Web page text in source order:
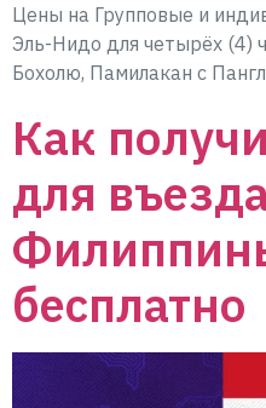
Цены на Групповые и
Эль-Нидо для четырёх (4)
Бохолю, Памилакан с
Как
для
бесплатно